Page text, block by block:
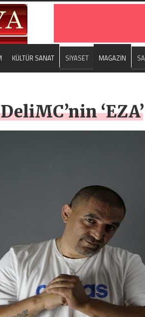
KÜLTÜR SANAT SİYASET MAGAZİN